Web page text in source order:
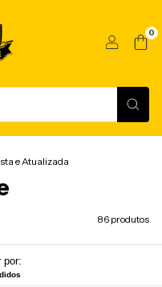
0
e Atualizada
86 produtos
por: